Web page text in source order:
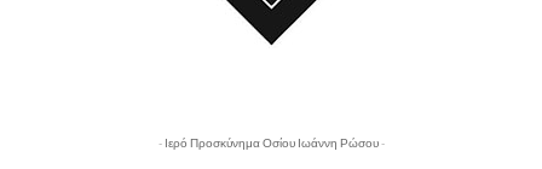
- Ιερό Προσκύνημα Οσίου Ιωάννη Ρώσου -